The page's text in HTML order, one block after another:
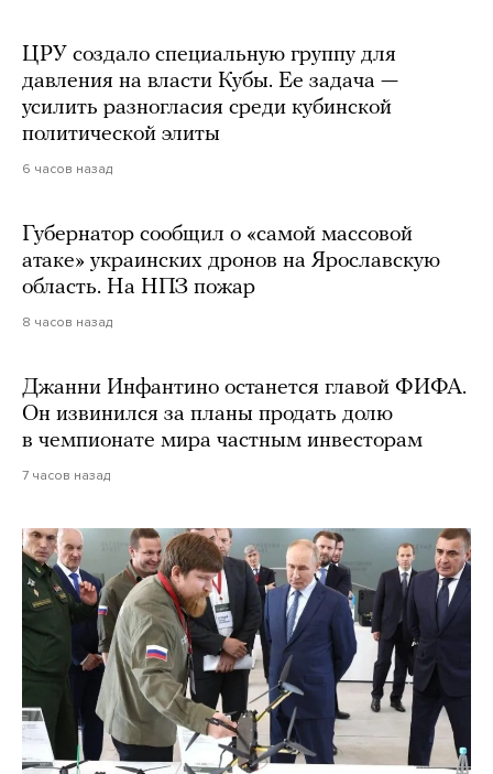
ЦРУ создало специальную группу для
давления на власти Кубы. Ее задача —
усилить разногласия среди кубинской
политической элиты
6 часов назад
Губернатор сообщил о «самой массовой
атаке» украинских дронов на Ярославскую
область. На НПЗ пожар
8 часов назад
Джанни Инфантино останется главой ФИФА.
Он извинился за планы продать долю
в чемпионате мира частным инвесторам
7 часов назад